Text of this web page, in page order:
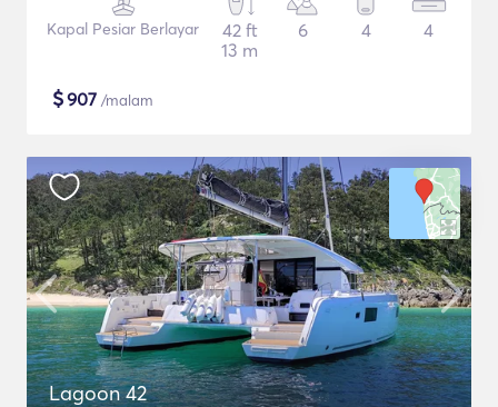
Kapal Pesiar Berlayar
42 ft
13 m
6 4 4
$907 /malam
Lagoon 42